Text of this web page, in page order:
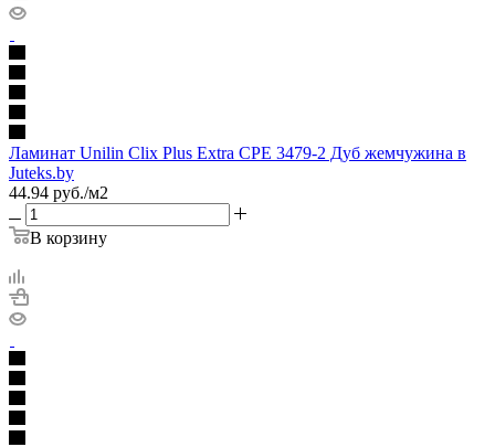
Ламинат Unilin Clix Plus Extra CPE 3479-2 Дуб жемчужина в
Juteks.by
44.94 руб./м2
В корзину